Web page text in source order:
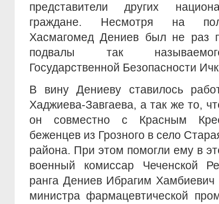
представители других
граждане. Несмотря на
Хасмагомед Дениев был не раз
подвалы так
Государственной Безопасности
В вину Дениеву ставилось
Хаджиева-Завгаева, а так же то,
он совместно с Красным
беженцев из Грозного в село
района. При этом помогли ему в
военный комиссар Чеченской
ранга Дениев Ибрагим Хамбиевич
министра фармацевтической